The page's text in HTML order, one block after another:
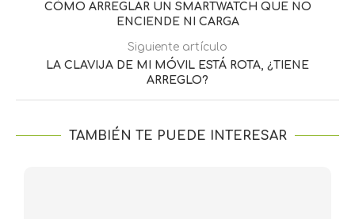
CÓMO ARREGLAR UN SMARTWATCH QUE NO
ENCIENDE NI CARGA
Siguiente artículo
LA CLAVIJA DE MI MÓVIL ESTÁ ROTA, ¿TIENE
ARREGLO?
TAMBIÉN TE PUEDE INTERESAR